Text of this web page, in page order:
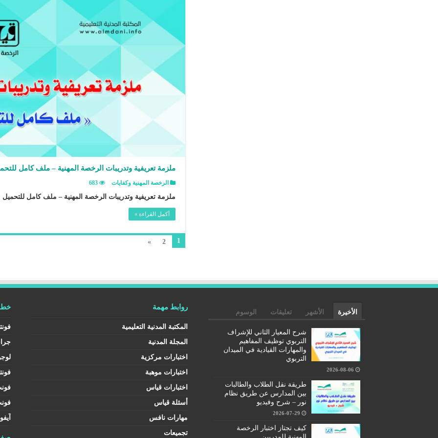
ملزمة تعريفية وتدريبات الرخصة المهنية – ملف كامل
الرخصة المهنية وكفايات 683
ملزمة تعريفية وتدريبات الرخصة المهنية – ملف كامل للتحميل
أكمل القراءة »
1
2
»
الأخيرة الأشهر تعليقات الوسوم
شرح المعيار الثاني للإشراف
التربوي توظيف المفاهيم
والمهارات القيادية في الميدان
التربوي
2026-08-06
طريقة نقل الطلاب والطالبات
بين المدارس عن طريق نظام
نور – شرح وفيديو
2026-07-29
كيف تجتاز اختبار الرخصة
روابط مهمة
المكتبة المدنية التعليمية
المجلة المدنية
اختبارات مركزية
اختبارات موهبة
اختبارات قياس
أسئلة قياس
مهارات نافس
تجميعات